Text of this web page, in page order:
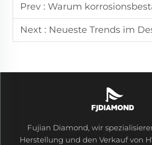
Prev : Warum korrosionsbeständige Materialien bei außenbereitenden
Next : Neueste Trends im Design von wetterfesten Terrassenlüftern
Fujian Diamond, wir
Herstellung und den Verkauf von